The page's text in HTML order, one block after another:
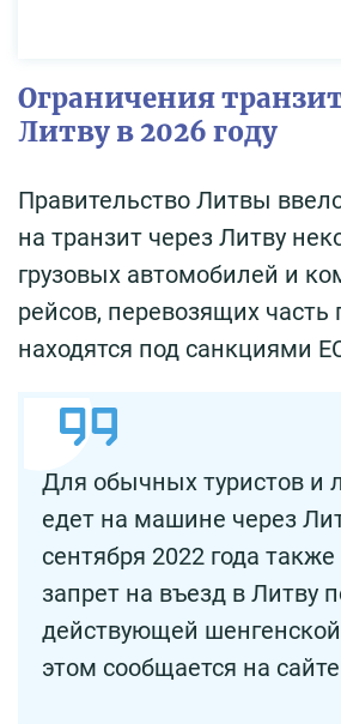
Ограничения
Литву в 2026 году
Правительство Литвы
на транзит через Литву
грузовых автомобилей и
рейсов, перевозящих часть
находятся под санкциями
Для обычных туристов и
едет на машине через
сентября 2022 года
запрет на въезд в Литву
действующей
этом сообщается на сайте